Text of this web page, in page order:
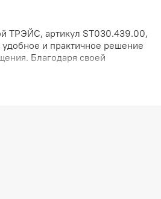
ТРЭЙС, артикул ST030.439.00,
и практичное решение
Благодаря своей
световые схемы. В